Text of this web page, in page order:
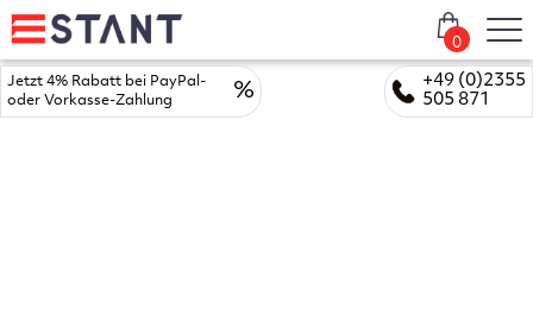
+49 (0)2355
505 871
Jetzt 4% Rabatt bei PayPal-
oder Vorkasse-Zahlung
%
0